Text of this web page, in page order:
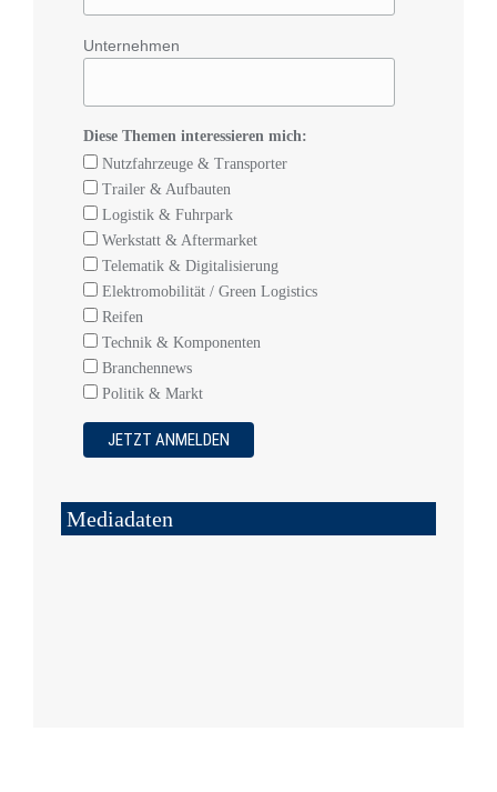
Unternehmen
Diese Themen interessieren mich:
Nutzfahrzeuge & Transporter
Trailer & Aufbauten
Logistik & Fuhrpark
Werkstatt & Aftermarket
Telematik & Digitalisierung
Elektromobilität / Green Logistics
Reifen
Technik & Komponenten
Branchennews
Politik & Markt
Mediadaten